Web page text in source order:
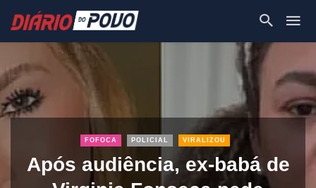
FOFOCA POLICIAL VIRALIZOU
Após audiência, ex-babá de